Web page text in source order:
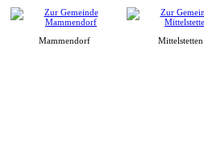
Mammendorf Mittelstetten